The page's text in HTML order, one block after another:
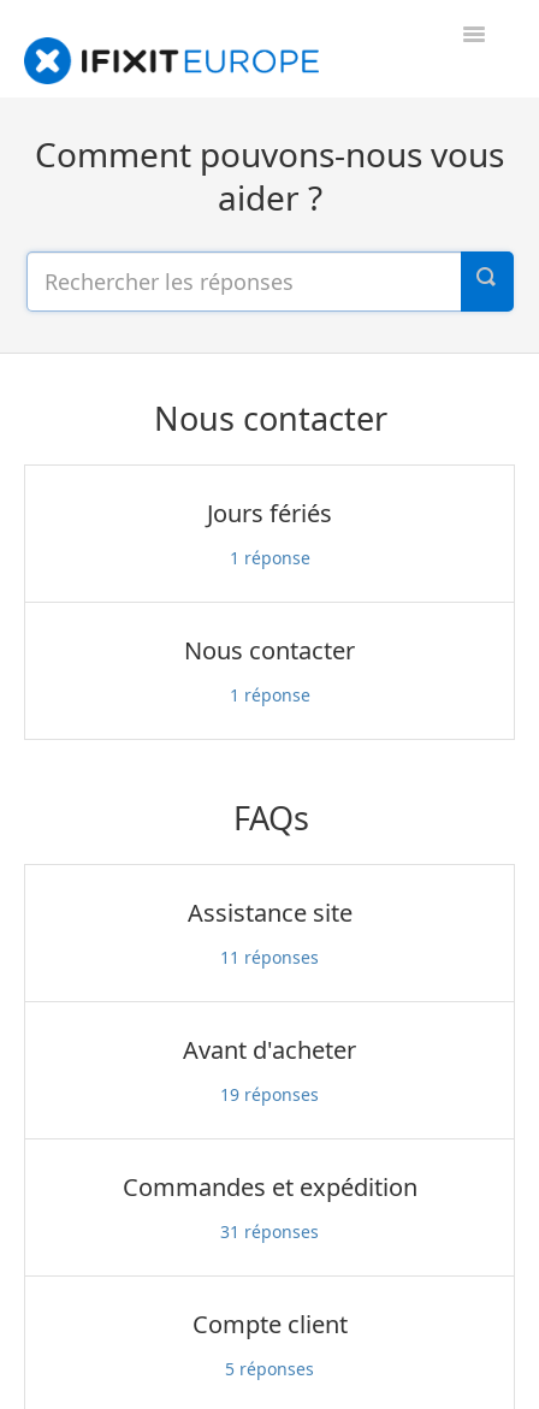
Toggle
Nous contacter
Diagnostic
Comment pouvons-nous vous
aider ?
Nous contacter
Jours fériés
1 réponse
Nous contacter
1 réponse
FAQs
Assistance site
11 réponses
Avant d'acheter
19 réponses
Commandes et expédition
31 réponses
Compte client
5 réponses